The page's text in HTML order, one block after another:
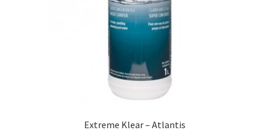
Extreme Klear – Atlantis